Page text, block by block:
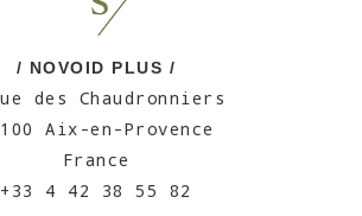
/ NOVOID PLUS /
des Chaudronniers
Aix-en-Provence
France
+33 4 42 38 55 82